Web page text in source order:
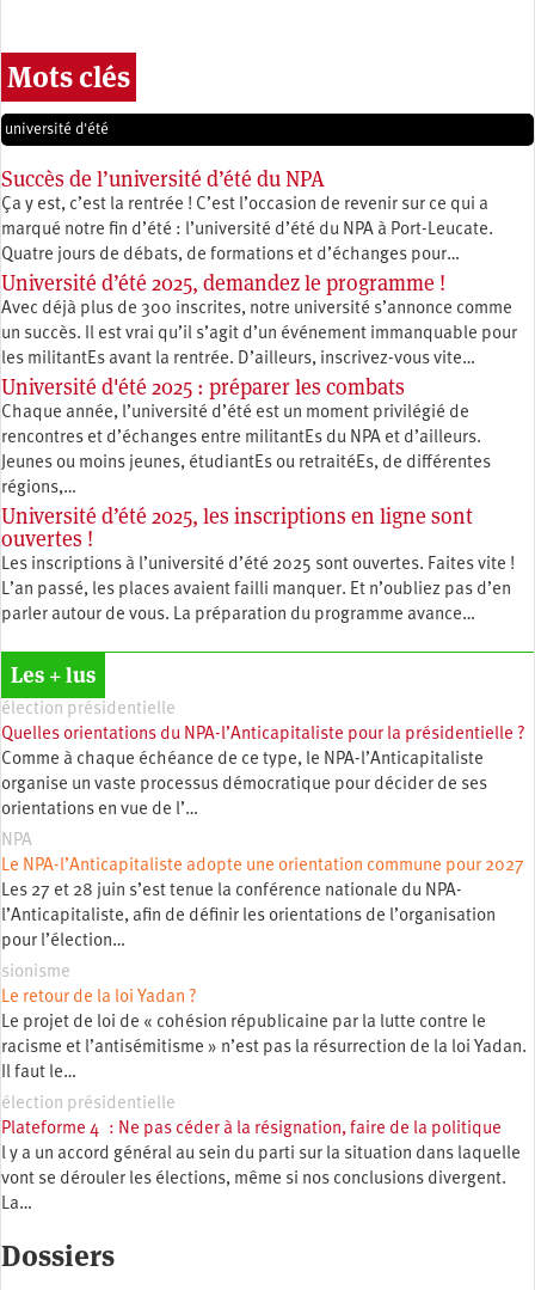
Mots clés
université d'été
Succès de l’université d’été du NPA
Ça y est, c’est la rentrée ! C’est l’occasion de revenir sur ce qui a
marqué notre fin d’été : l’université d’été du NPA à Port-Leucate.
Quatre jours de débats, de formations et d’échanges pour…
Université d’été 2025, demandez le programme !
Avec déjà plus de 300 inscrites, notre université s’annonce comme
un succès. Il est vrai qu’il s’agit d’un événement immanquable pour
les militantEs avant la rentrée. D’ailleurs, inscrivez-vous vite…
Université d'été 2025 : préparer les combats
Chaque année, l’université d’été est un moment privilégié de
rencontres et d’échanges entre militantEs du NPA et d’ailleurs.
Jeunes ou moins jeunes, étudiantEs ou retraitéEs, de différentes
régions,…
Université d’été 2025, les inscriptions en ligne sont
ouvertes !
Les inscriptions à l’université d’été 2025 sont ouvertes. Faites vite !
L’an passé, les places avaient failli manquer. Et n’oubliez pas d’en
parler autour de vous. La préparation du programme avance…
Les + lus
élection présidentielle
Quelles orientations du NPA-l’Anticapitaliste pour la présidentielle ?
Comme à chaque échéance de ce type, le NPA-l’Anticapitaliste
organise un vaste processus démocratique pour décider de ses
orientations en vue de l’…
NPA
Le NPA-l’Anticapitaliste adopte une orientation commune pour 2027
Les 27 et 28 juin s’est tenue la conférence nationale du NPA-
l’Anticapitaliste, afin de définir les orientations de l’organisation
pour l’élection…
sionisme
Le retour de la loi Yadan ?
Le projet de loi de « cohésion républicaine par la lutte contre le
racisme et l’antisémitisme » n’est pas la résurrection de la loi Yadan.
Il faut le…
élection présidentielle
Plateforme 4 : Ne pas céder à la résignation, faire de la politique
l y a un accord général au sein du parti sur la situation dans laquelle
vont se dérouler les élections, même si nos conclusions divergent.
La…
Dossiers